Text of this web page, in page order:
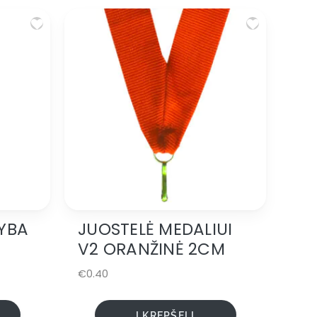
JUOSTELĖ MEDALIUI
V2 ORANŽINĖ 2CM
€0.40